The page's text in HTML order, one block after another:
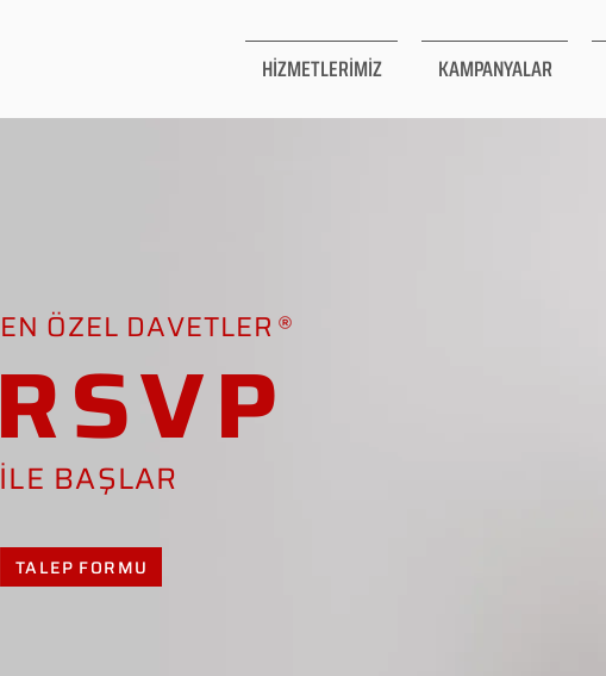
HİZMETLERİMİZ KAMPANYALAR
EN ÖZEL DAVETLER
RSVP
İLE BAŞLAR
TALEP FORMU